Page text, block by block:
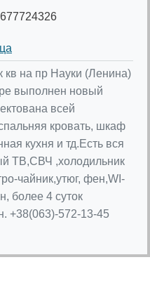
кв на пр Науки (Ленина)
выполнен новый
всей
кровать, шкаф
кухня и тд.Есть вся
ТВ,СВЧ ,холодильник
чайник,утюг, фен,WI-
более 4 суток
+38(063)-572-13-45